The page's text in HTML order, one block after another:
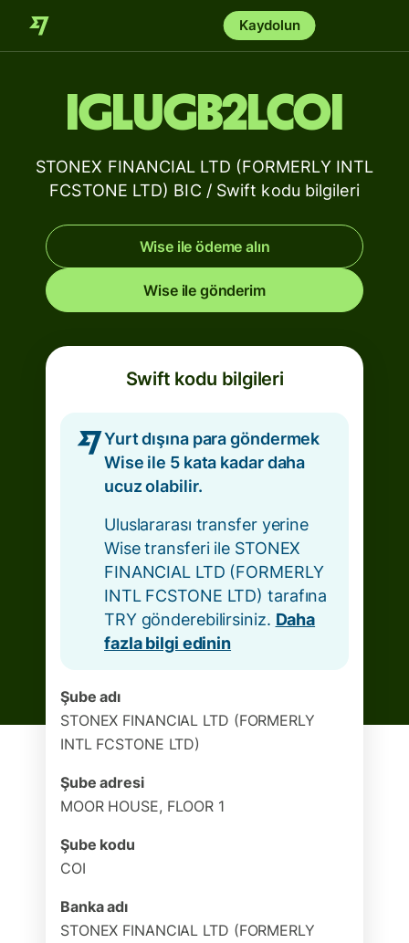
Kaydolun
IGLUGB2LCOI
STONEX FINANCIAL LTD (FORMERLY INTL
FCSTONE LTD) BIC / Swift kodu bilgileri
Wise ile ödeme alın
Wise ile gönderim
Swift kodu bilgileri
Yurt dışına para göndermek
Wise ile 5 kata kadar daha
ucuz olabilir.
Uluslararası transfer yerine
Wise transferi ile STONEX
FINANCIAL LTD (FORMERLY
INTL FCSTONE LTD) tarafına
TRY gönderebilirsiniz. Daha
fazla bilgi edinin
Şube adı
STONEX FINANCIAL LTD (FORMERLY
INTL FCSTONE LTD)
Şube adresi
MOOR HOUSE, FLOOR 1
Şube kodu
COI
Banka adı
STONEX FINANCIAL LTD (FORMERLY